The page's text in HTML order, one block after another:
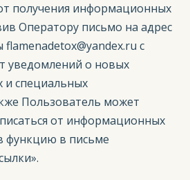
получения информационных
Оператору письмо на адрес
с
уведомлений о новых
и специальных
Пользователь может
от информационных
функцию в письме